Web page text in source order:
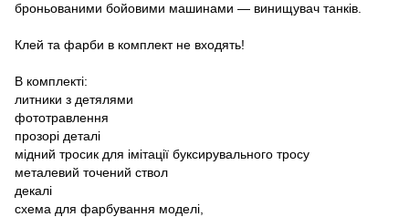
броньованими бойовими машинами — винищувач танків.
Клей та фарби в комплект не входять!
В комплекті:
литники з детялями
фототравлення
прозорі деталі
мідний тросик для імітації буксирувального тросу
металевий точений ствол
декалі
схема для фарбування моделі,